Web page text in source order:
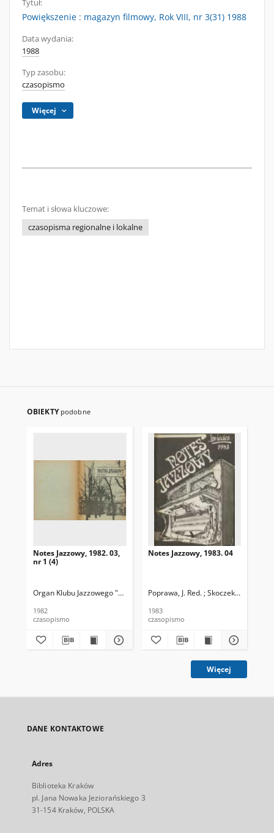
Tytuł:
Powiększenie : magazyn filmowy, Rok VIII, nr 3(31) 1988
Data wydania:
1988
Typ zasobu:
czasopismo
Więcej
Temat i słowa kluczowe:
czasopisma regionalne i lokalne
OBIEKTY podobne
Notes Jazzowy, 1982. 03,
nr 1 (4)
Organ Klubu Jazzowego "Rotunda" Skoczek, T. Red.
1982
czasopismo
Notes Jazzowy, 1983. 04
Poprawa, J. Red. ; Skoczek T. Red.
1983
czasopismo
Więcej
DANE KONTAKTOWE
Adres
Biblioteka Kraków
pl. Jana Nowaka Jeziorańskiego 3
31-154 Kraków, POLSKA